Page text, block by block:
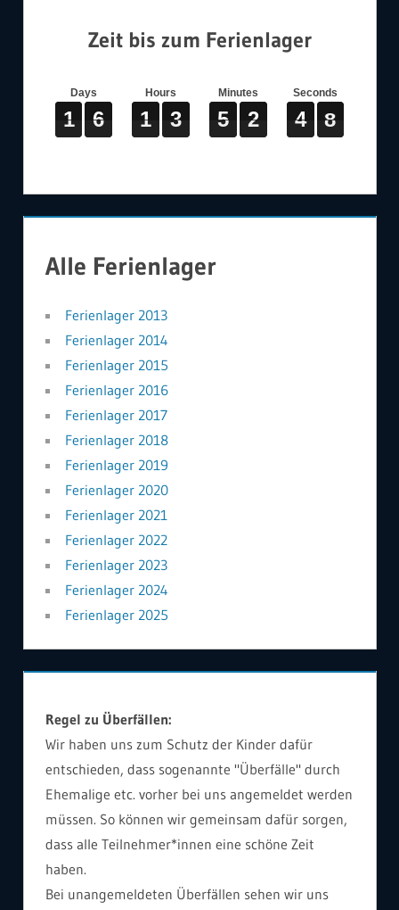
Zeit bis zum Ferienlager
Days
1
1
1
1 6
6
6
6
Hours
1
1
1
1 3
3
3
3
Minutes
5
5
5
5 2
2
2
2
Seconds
4
4
4
4 7
7
7
7
Alle Ferienlager
Ferienlager 2013
Ferienlager 2014
Ferienlager 2015
Ferienlager 2016
Ferienlager 2017
Ferienlager 2018
Ferienlager 2019
Ferienlager 2020
Ferienlager 2021
Ferienlager 2022
Ferienlager 2023
Ferienlager 2024
Ferienlager 2025
Regel zu Überfällen:
Wir haben uns zum Schutz der Kinder dafür
entschieden, dass sogenannte "Überfälle" durch
Ehemalige etc. vorher bei uns angemeldet werden
müssen. So können wir gemeinsam dafür sorgen,
dass alle Teilnehmer*innen eine schöne Zeit
haben.
Bei unangemeldeten Überfällen sehen wir uns